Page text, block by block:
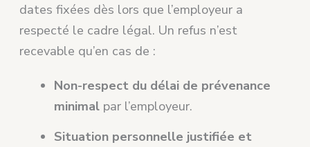
dates fixées dès lors que l’employeur a
respecté le cadre légal. Un refus n’est
recevable qu’en cas de :
Non-respect du délai de prévenance
minimal par l’employeur.
Situation personnelle justifiée et